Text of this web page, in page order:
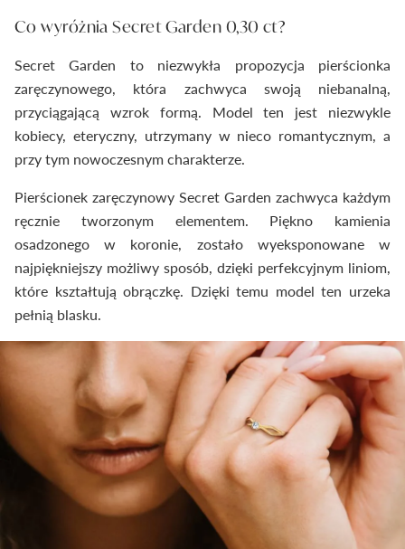
Co wyróżnia Secret Garden 0,30 ct?
Secret Garden to niezwykła propozycja pierścionka
zaręczynowego, która zachwyca swoją niebanalną,
przyciągającą wzrok formą. Model ten jest niezwykle
kobiecy, eteryczny, utrzymany w nieco romantycznym, a
przy tym nowoczesnym charakterze.
Pierścionek zaręczynowy Secret Garden zachwyca każdym
ręcznie tworzonym elementem. Piękno kamienia
osadzonego w koronie, zostało wyeksponowane w
najpiękniejszy możliwy sposób, dzięki perfekcyjnym liniom,
które kształtują obrączkę. Dzięki temu model ten urzeka
pełnią blasku.